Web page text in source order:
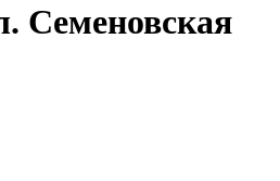
Семеновская